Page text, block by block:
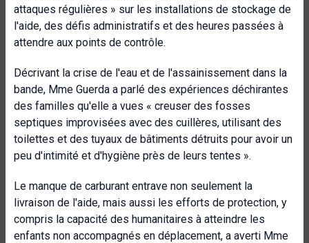
attaques régulières » sur les installations de stockage de
l'aide, des défis administratifs et des heures passées à
attendre aux points de contrôle.
Décrivant la crise de l'eau et de l'assainissement dans la
bande, Mme Guerda a parlé des expériences déchirantes
des familles qu'elle a vues « creuser des fosses
septiques improvisées avec des cuillères, utilisant des
toilettes et des tuyaux de bâtiments détruits pour avoir un
peu d'intimité et d'hygiène près de leurs tentes ».
Le manque de carburant entrave non seulement la
livraison de l'aide, mais aussi les efforts de protection, y
compris la capacité des humanitaires à atteindre les
enfants non accompagnés en déplacement, a averti Mme